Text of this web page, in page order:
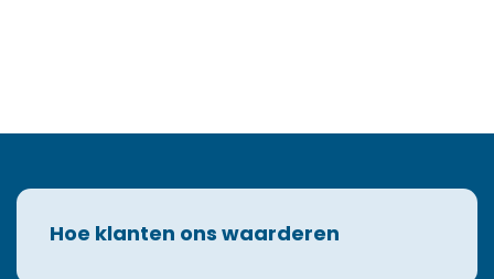
Hoe klanten ons waarderen